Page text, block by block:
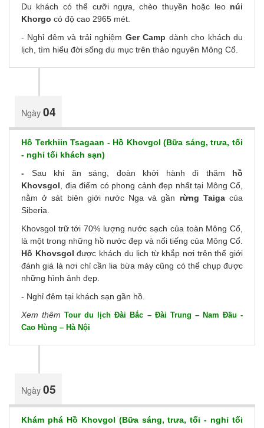
Du khách có thể cưỡi ngựa, chèo thuyền hoặc leo núi
Khorgo có độ cao 2965 mét.
- Nghỉ đêm và trải nghiệm Ger Camp dành cho khách du
lịch, tìm hiểu đời sống du mục trên thảo nguyên Mông Cổ.
Ngày04
Hồ Terkhiin Tsagaan - Hồ Khovgol (Bữa sáng, trưa, tối
- nghỉ tối khách sạn)
- Sau khi ăn sáng, đoàn khởi hành đi thăm hồ
Khovsgol , địa điểm có phong cảnh đẹp nhất tại Mông Cổ,
nằm ở sát biên giới nước Nga và gần rừng Taigacủa
Siberia.
Khovsgol trữ tới 70% lượng nước sạch của toàn Mông Cổ,
là một trong những hồ nước đẹp và nổi tiếng của Mông Cổ.
Hồ Khovsgol được khách du lịch từ khắp nơi trên thế giới
đánh giá là nơi chỉ cần lia bừa máy cũng có thể chụp được
những hình ảnh đẹp.
- Nghỉ đêm tại khách sạn gần hồ.
Xem thêm Tour du lịch Đài Bắc – Đài Trung – Nam Đầu -
Cao Hùng – Hà Nội
Ngày05
Khám phá Hồ Khovgol (Bữa sáng, trưa, tối - nghỉ tối